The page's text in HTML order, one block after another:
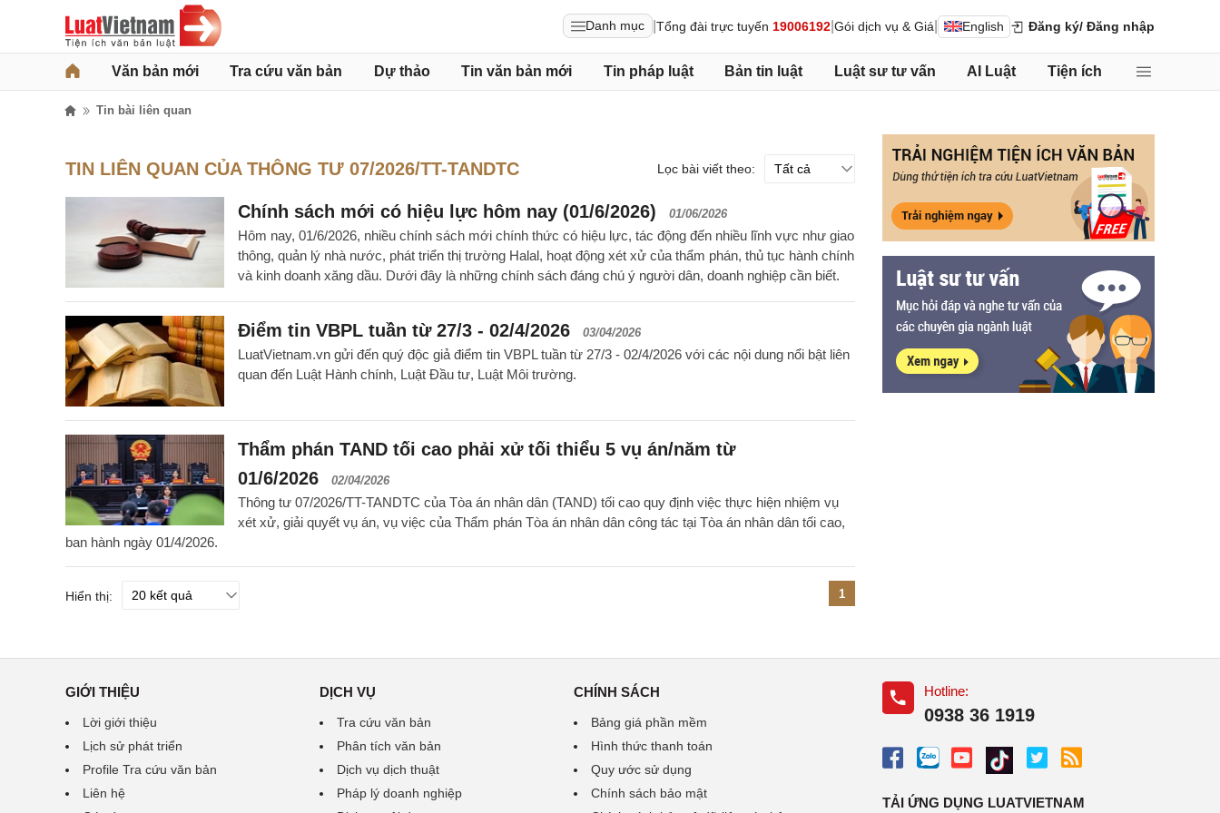
Danh mục Tổng đài trực tuyến 19006192 Gói dịch vụ & Giá English Đăng ký/ Đăng nhập
Văn bản mới Tra cứu văn bản Dự thảo Tin văn bản mới Tin pháp luật Bản tin luật Luật sư tư vấn AI Luật Tiện ích
Tin bài liên quan
TIN LIÊN QUAN CỦA THÔNG TƯ 07/2026/TT-TANDTC Lọc bài viết theo:
Chính sách mới có hiệu lực hôm nay (01/6/2026) 01/06/2026
Hôm nay, 01/6/2026, nhiều chính sách mới chính thức có hiệu lực, tác động đến nhiều lĩnh vực như giao
thông, quản lý nhà nước, phát triển thị trường Halal, hoạt động xét xử của thẩm phán, thủ tục hành chính
và kinh doanh xăng dầu. Dưới đây là những chính sách đáng chú ý người dân, doanh nghiệp cần biết.
Điểm tin VBPL tuần từ 27/3 - 02/4/2026 03/04/2026
LuatVietnam.vn gửi đến quý độc giả điểm tin VBPL tuần từ 27/3 - 02/4/2026 với các nội dung nổi bật liên
quan đến Luật Hành chính, Luật Đầu tư, Luật Môi trường.
Thẩm phán TAND tối cao phải xử tối thiểu 5 vụ án/năm từ
01/6/2026
02/04/2026
Thông tư 07/2026/TT-TANDTC của Tòa án nhân dân (TAND) tối cao quy định việc thực hiện nhiệm vụ
xét xử, giải quyết vụ án, vụ việc của Thẩm phán Tòa án nhân dân công tác tại Tòa án nhân dân tối cao,
ban hành ngày 01/4/2026.
Hiển thị: 1
GIỚI THIỆU
Lời giới thiệu
Lịch sử phát triển
Profile Tra cứu văn bản
Liên hệ
DỊCH VỤ
Tra cứu văn bản
Phân tích văn bản
Dịch vụ dịch thuật
Pháp lý doanh nghiệp
CHÍNH SÁCH
Bảng giá phần mềm
Hình thức thanh toán
Quy ước sử dụng
Chính sách bảo mật
Hotline:
0938 36 1919
TẢI ỨNG DỤNG LUATVIETNAM